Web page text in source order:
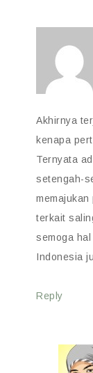
Akhirnya
kenapa
Ternyata
setengah-
terkait
semoga
Indonesia
Reply